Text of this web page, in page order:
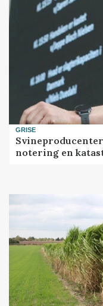
GRISE
notering en